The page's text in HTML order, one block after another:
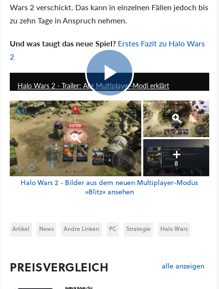
Wars 2 verschickt. Das kann in einzelnen Fällen jedoch bis
zu zehn Tage in Anspruch nehmen.
Und was taugt das neue Spiel? Erstes Fazit zu Halo Wars
2
Halo Wars 2 - Trailer: Alle Multiplayer-Modi erklärt
8
Halo Wars 2 - Bilder aus dem neuen Multiplayer-Modus
»Blitz« ansehen
Artikel News Andre Linken PC Strategie Halo Wars
PREISVERGLEICH alle anzeigen